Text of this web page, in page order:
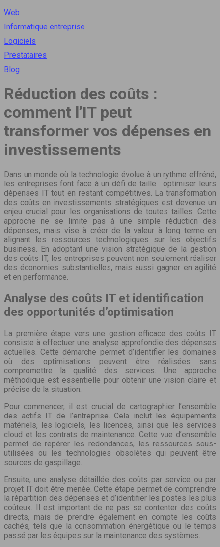
Web
Informatique entreprise
Logiciels
Prestataires
Blog
Réduction des coûts :
comment l’IT peut
transformer vos dépenses en
investissements
Dans un monde où la technologie évolue à un rythme effréné,
les entreprises font face à un défi de taille : optimiser leurs
dépenses IT tout en restant compétitives. La transformation
des coûts en investissements stratégiques est devenue un
enjeu crucial pour les organisations de toutes tailles. Cette
approche ne se limite pas à une simple réduction des
dépenses, mais vise à créer de la valeur à long terme en
alignant les ressources technologiques sur les objectifs
business. En adoptant une vision stratégique de la gestion
des coûts IT, les entreprises peuvent non seulement réaliser
des économies substantielles, mais aussi gagner en agilité
et en performance.
Analyse des coûts IT et identification
des opportunités d’optimisation
La première étape vers une gestion efficace des coûts IT
consiste à effectuer une analyse approfondie des dépenses
actuelles. Cette démarche permet d’identifier les domaines
où des optimisations peuvent être réalisées sans
compromettre la qualité des services. Une approche
méthodique est essentielle pour obtenir une vision claire et
précise de la situation.
Pour commencer, il est crucial de cartographier l’ensemble
des actifs IT de l’entreprise. Cela inclut les équipements
matériels, les logiciels, les licences, ainsi que les services
cloud et les contrats de maintenance. Cette vue d’ensemble
permet de repérer les redondances, les ressources sous-
utilisées ou les technologies obsolètes qui peuvent être
sources de gaspillage.
Ensuite, une analyse détaillée des coûts par service ou par
projet IT doit être menée. Cette étape permet de comprendre
la répartition des dépenses et d’identifier les postes les plus
coûteux. Il est important de ne pas se contenter des coûts
directs, mais de prendre également en compte les coûts
cachés, tels que la consommation énergétique ou le temps
passé par les équipes sur la maintenance des systèmes.